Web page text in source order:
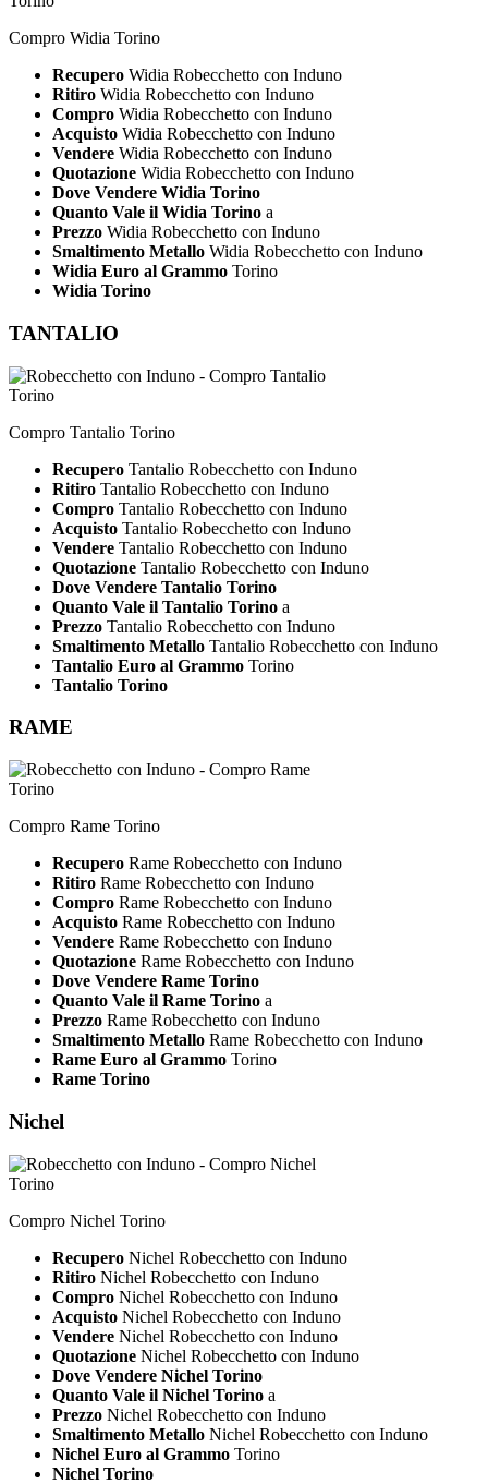
Compro Widia Torino
Recupero Widia Robecchetto con Induno
Ritiro Widia Robecchetto con Induno
Compro Widia Robecchetto con Induno
Acquisto Widia Robecchetto con Induno
Vendere Widia Robecchetto con Induno
Quotazione Widia Robecchetto con Induno
Dove Vendere Widia Torino
Quanto Vale il Widia Torino a
Prezzo Widia Robecchetto con Induno
Smaltimento Metallo Widia Robecchetto con Induno
Widia Euro al Grammo Torino
Widia Torino
TANTALIO
Compro Tantalio Torino
Recupero Tantalio Robecchetto con Induno
Ritiro Tantalio Robecchetto con Induno
Compro Tantalio Robecchetto con Induno
Acquisto Tantalio Robecchetto con Induno
Vendere Tantalio Robecchetto con Induno
Quotazione Tantalio Robecchetto con Induno
Dove Vendere Tantalio Torino
Quanto Vale il Tantalio Torino a
Prezzo Tantalio Robecchetto con Induno
Smaltimento Metallo Tantalio Robecchetto con Induno
Tantalio Euro al Grammo Torino
Tantalio Torino
RAME
Compro Rame Torino
Recupero Rame Robecchetto con Induno
Ritiro Rame Robecchetto con Induno
Compro Rame Robecchetto con Induno
Acquisto Rame Robecchetto con Induno
Vendere Rame Robecchetto con Induno
Quotazione Rame Robecchetto con Induno
Dove Vendere Rame Torino
Quanto Vale il Rame Torino a
Prezzo Rame Robecchetto con Induno
Smaltimento Metallo Rame Robecchetto con Induno
Rame Euro al Grammo Torino
Rame Torino
Nichel
Compro Nichel Torino
Recupero Nichel Robecchetto con Induno
Ritiro Nichel Robecchetto con Induno
Compro Nichel Robecchetto con Induno
Acquisto Nichel Robecchetto con Induno
Vendere Nichel Robecchetto con Induno
Quotazione Nichel Robecchetto con Induno
Dove Vendere Nichel Torino
Quanto Vale il Nichel Torino a
Prezzo Nichel Robecchetto con Induno
Smaltimento Metallo Nichel Robecchetto con Induno
Nichel Euro al Grammo Torino
Nichel Torino